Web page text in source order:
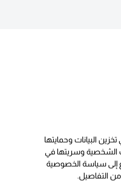
تخزين البيانات وحمايتها
الشخصية وسريتها في
إلى سياسة الخصوصية
من التفاصيل.